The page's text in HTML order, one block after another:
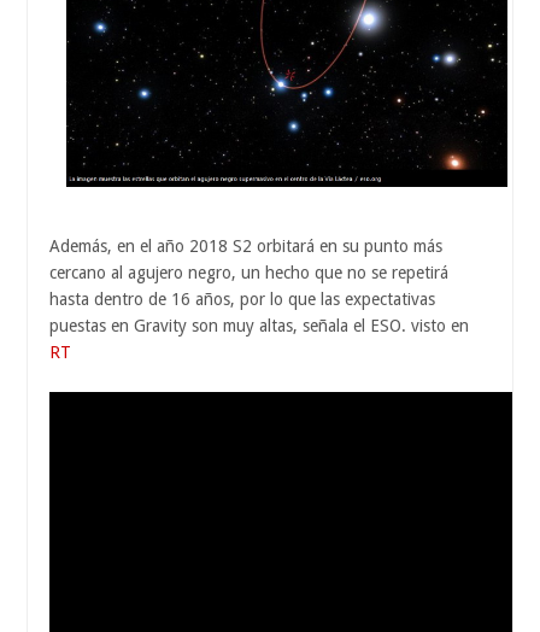
Además, en el año 2018 S2 orbitará en su punto más
cercano al agujero negro, un hecho que no se repetirá
hasta dentro de 16 años, por lo que las expectativas
puestas en Gravity son muy altas, señala el ESO. visto en
RT